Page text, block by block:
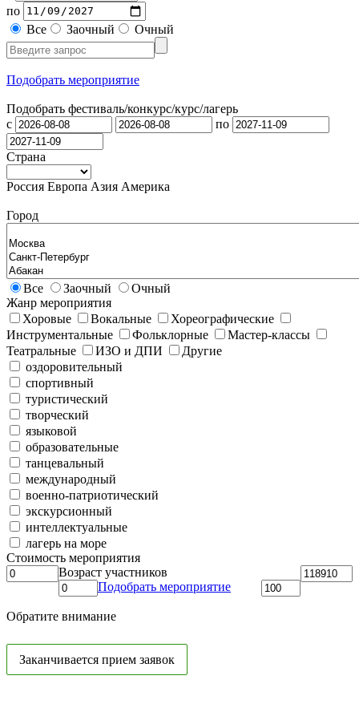
по
Все
Заочный Очный
Подобрать мероприятие
Подобрать фестиваль/конкурс/курс/лагерь
с
по
Страна
Россия Европа Азия Америка
Город
Все Заочный
Очный
Жанр мероприятия
Хоровые
Вокальные
Хореографические
Инструментальные
Фольклорные
Мастер-классы
Театральные
ИЗО и ДПИ
Другие
оздоровительный
спортивный
туристический
творческий
языковой
образовательные
танцевальный
международный
военно-патриотический
экскурсионный
интеллектуальные
лагерь на море
Стоимость мероприятия
Возраст участников
Подобрать мероприятие
Обратите внимание
Заканчивается прием заявок